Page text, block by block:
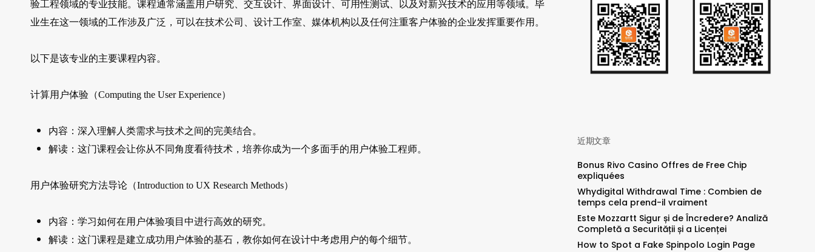
验工程领域的专业技能。课程通常涵盖用户研究、交互设计、界面设计、可用性测试、以及对新兴技术的应用等领域。毕
业生在这一领域的工作涉及广泛，可以在技术公司、设计工作室、媒体机构以及任何注重客户体验的企业发挥重要作用。
以下是该专业的主要课程内容。
计算用户体验（Computing the User Experience）
内容：深入理解人类需求与技术之间的完美结合。
解读：这门课程会让你从不同角度看待技术，培养你成为一个多面手的用户体验工程师。
用户体验研究方法导论（Introduction to UX Research Methods）
内容：学习如何在用户体验项目中进行高效的研究。
解读：这门课程是建立成功用户体验的基石，教你如何在设计中考虑用户的每个细节。
近期文章
Bonus Rivo Casino Offres de Free Chip
expliquées
Whydigital Withdrawal Time : Combien de
temps cela prend-il vraiment
Este Mozzartt Sigur și de Încredere? Analiză
Completă a Securității și a Licenței
How to Spot a Fake Spinpolo Login Page